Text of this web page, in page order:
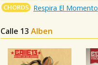
CHORDS Respira El Momento
Calle 13 Alben